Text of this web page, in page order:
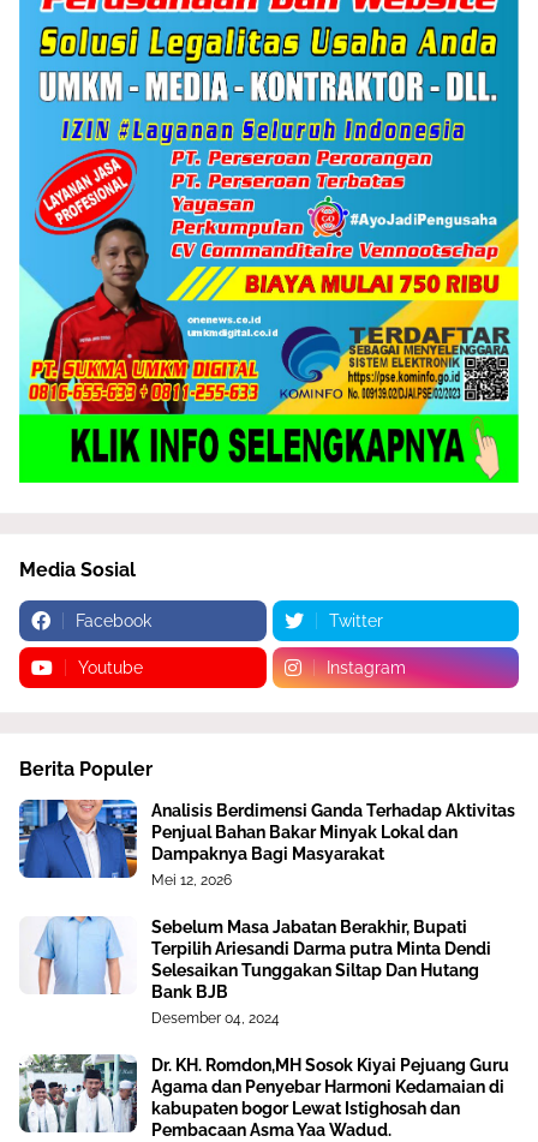
Media Sosial
Facebook Twitter
Youtube Instagram
Berita Populer
Analisis Berdimensi Ganda Terhadap Aktivitas
Penjual Bahan Bakar Minyak Lokal dan
Dampaknya Bagi Masyarakat
Mei 12, 2026
Sebelum Masa Jabatan Berakhir, Bupati
Terpilih Ariesandi Darma putra Minta Dendi
Selesaikan Tunggakan Siltap Dan Hutang
Bank BJB
Desember 04, 2024
Dr. KH. Romdon,MH Sosok Kiyai Pejuang Guru
Agama dan Penyebar Harmoni Kedamaian di
kabupaten bogor Lewat Istighosah dan
Pembacaan Asma Yaa Wadud.